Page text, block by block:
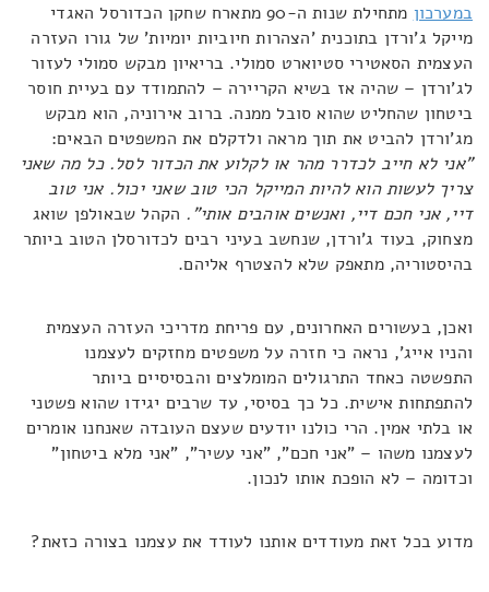
במערכון
מתחילת שנות ה-90 מתארח שחקן הכדורסל האגדי
מייקל ג'ורדן בתוכנית 'הצהרות חיוביות יומיות' של גורו העזרה
העצמית הסאטירי סטיוארט סמולי. בריאיון מבקש סמולי לעזור
לג'ורדן – שהיה אז בשיא הקריירה – להתמודד עם בעיית חוסר
ביטחון שהחליט שהוא סובל ממנה. ברוב אירוניה, הוא מבקש
מג'ורדן להביט את תוך מראה ולדקלם את המשפטים הבאים:
"אני לא חייב לכדרר מהר או לקלוע את הכדור לסל. כל מה שאני
צריך לעשות הוא להיות המייקל הכי טוב שאני יכול. אני טוב
דיי, אני חכם דיי, ואנשים אוהבים אותי". הקהל שבאולפן שואג
מצחוק, בעוד ג'ורדן, שנחשב בעיני רבים לכדורסלן הטוב ביותר
בהיסטוריה, מתאפק שלא להצטרף אליהם.
ואכן, בעשורים האחרונים, עם פריחת מדריכי העזרה העצמית
והניו אייג', נראה כי חזרה על משפטים מחזקים לעצמנו
התפשטה כאחד התרגולים המומלצים והבסיסיים ביותר
להתפתחות אישית. כל כך בסיסי, עד שרבים יגידו שהוא פשטני
או בלתי אמין. הרי כולנו יודעים שעצם העובדה שאנחנו אומרים
לעצמנו משהו – "אני חכם", "אני עשיר", "אני מלא ביטחון"
וכדומה – לא הופכת אותו לנכון.
מדוע בכל זאת מעודדים אותנו לעודד את עצמנו בצורה כזאת?